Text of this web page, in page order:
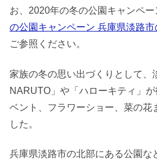
お、2020年の冬の公園キャンペー
の公園キャンペーン 兵庫県淡路市
ご参照ください。
家族の冬の思い出づくりとして、
NARUTO」や「ハローキティ」
ベント、フラワーショー、菜の花
した。
兵庫県淡路市の北部にある公園な